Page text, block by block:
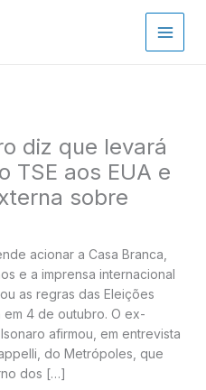
diz que levará
TSE aos EUA e
sobre
acionar a Casa Branca,
e a imprensa internacional
as regras das Eleições
4 de outubro. O ex-
afirmou, em entrevista
do Metrópoles, que
dos […]